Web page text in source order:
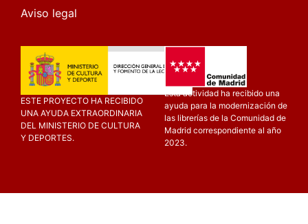
Aviso legal
ESTE PROYECTO HA RECIBIDO
UNA AYUDA EXTRAORDINARIA
DEL MINISTERIO DE CULTURA
Y DEPORTES.
Esta actividad ha recibido una
ayuda para la modernización de
las librerías de la Comunidad de
Madrid correspondiente al año
2023.